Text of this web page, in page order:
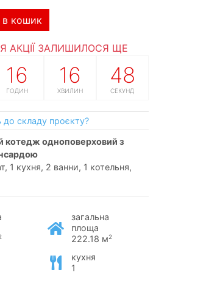
в кошик
АКЦІЇ ЗАЛИШИЛОСЯ ЩЕ
16
ГОДИН
16
ХВИЛИН
47
СЕКУНД
складу проєкту?
1 кухня, 2 ванни, 1 котельня,
загальна
площа
222.18 м2
кухня
1